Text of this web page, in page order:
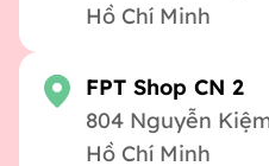
Hồ Chí Minh
FPT Shop CN 2
804 Nguyễn
Hồ Chí Minh